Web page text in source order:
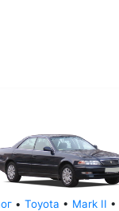
• Toyota • Mark II •